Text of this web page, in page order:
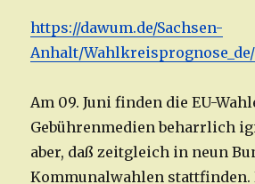
https://dawum.de/Sachsen-
Anhalt/Wahlkreisprognose_de/
Am 09. Juni finden die EU-
Gebührenmedien beharrlich
aber, daß zeitgleich in neun
Kommunalwahlen stattfinden.